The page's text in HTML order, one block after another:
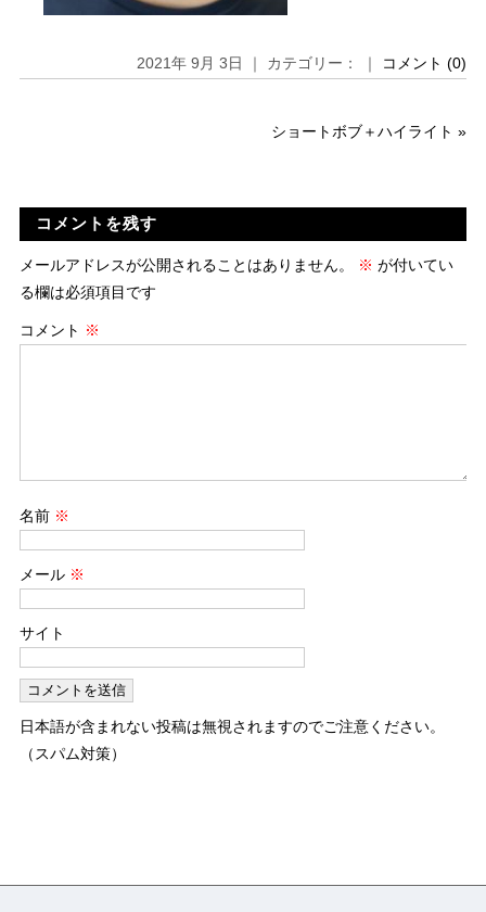
2021年 9月 3日 ｜ カテゴリー： ｜ コメント (0)
ショートボブ＋ハイライト »
コメントを残す
メールアドレスが公開されることはありません。 ※ が付いてい
る欄は必須項目です
コメント ※
名前 ※
メール ※
サイト
日本語が含まれない投稿は無視されますのでご注意ください。
（スパム対策）